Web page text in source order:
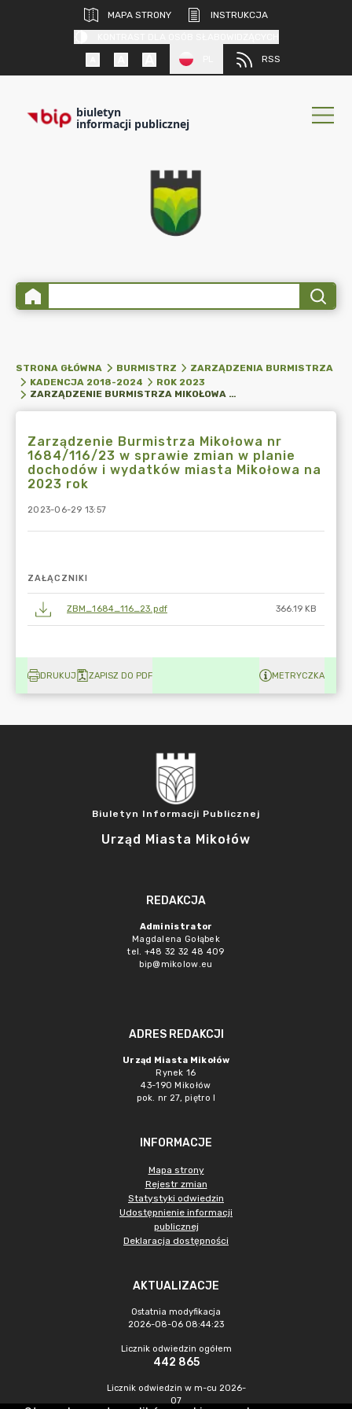
MAPA STRONY
INSTRUKCJA
RSS
biuletyn
informacji publicznej
STRONA GŁÓWNA BURMISTRZ
ZARZĄDZENIA BURMISTRZA
KADENCJA 2018-2024
ROK 2023
ZARZĄDZENIE BURMISTRZA MIKOŁOWA NR 1684/116/23 W SPRAWIE ZMIAN W PLANIE DOCHODÓW I WYDATKÓW MIASTA MIKOŁOWA NA 2023 ROK
Zarządzenie Burmistrza Mikołowa nr
1684/116/23 w sprawie zmian w planie
dochodów i wydatków miasta Mikołowa na
2023 rok
2023-06-29 13:57
ZAŁĄCZNIKI
ZBM_1684_116_23.pdf 366.19 KB
DRUKUJ ZAPISZ DO PDF METRYCZKA
Biuletyn Informacji Publicznej
Urząd Miasta Mikołów
REDAKCJA
Administrator
Magdalena Gołąbek
tel. +48 32 32 48 409
bip@mikolow.eu
ADRES REDAKCJI
Urząd Miasta Mikołów
Rynek 16
43-190 Mikołów
pok. nr 27, piętro I
INFORMACJE
Mapa strony
Rejestr zmian
Statystyki odwiedzin
Udostępnienie informacji
publicznej
Deklaracja dostępności
AKTUALIZACJE
Ostatnia modyfikacja
2026-08-06 08:44:23
Licznik odwiedzin ogółem
442 865
Licznik odwiedzin w m-cu 2026-
07